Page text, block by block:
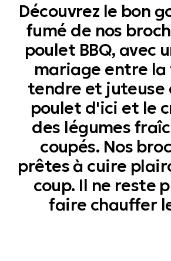
Découvrez le bon
fumé de nos
poulet BBQ, avec
mariage entre
tendre et juteuse
poulet d'ici et le
des légumes
coupés. Nos
prêtes à cuire
coup. Il ne reste
faire chauffer